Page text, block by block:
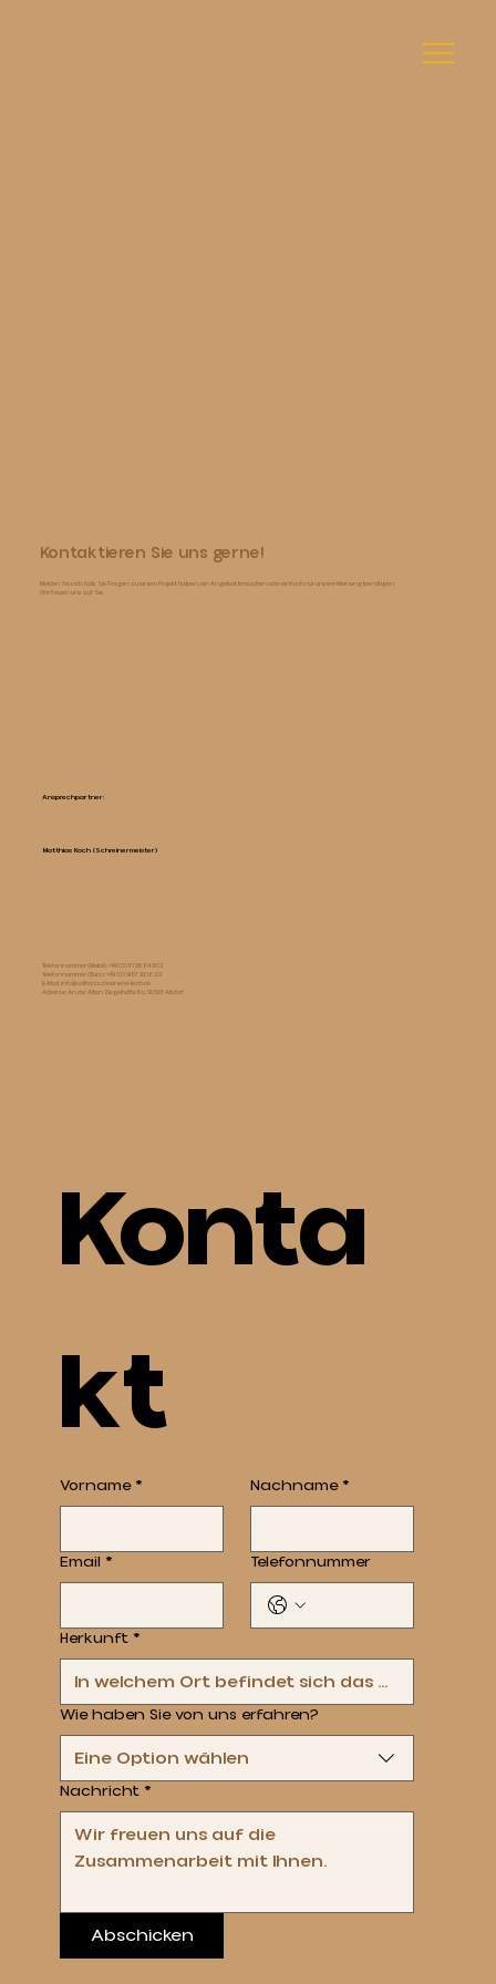
Kontaktieren Sie uns gerne!
Melden Sie sich, falls Sie Fragen zu einem Projekt haben, ein Angebot brauchen oder einfach nur unsere Meinung benötigen.
Wir freuen uns auf Sie.
Ansprechpartner:
Matthias Koch (Schreinermeister)
Telefonnummer (Mobil): +49 (0) 171 26 84 903
Telefonnummer (Büro): +49 (0) 9187 92 18 03
E-Mail:
info@vollholzschreinerei-koch.de
Adresse: An der Alten Ziegelhütte 11 a, 90518 Altdorf
Konta
kt
Vorname * Nachname *
Email * Telefonnummer
Herkunft *
Wie haben Sie von uns erfahren?
Eine Option wählen
Nachricht *
Abschicken